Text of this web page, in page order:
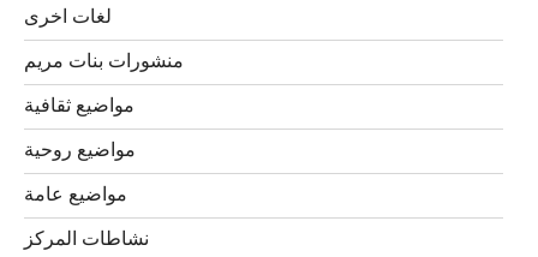
لغات اخرى
منشورات بنات مريم
مواضيع ثقافية
مواضيع روحية
مواضيع عامة
نشاطات المركز